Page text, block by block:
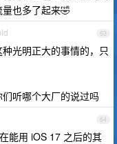
也多了起来🤣
63
光明正大的事情的，只
听哪个大厂的说过吗
64
能用 iOS 17 之后的其